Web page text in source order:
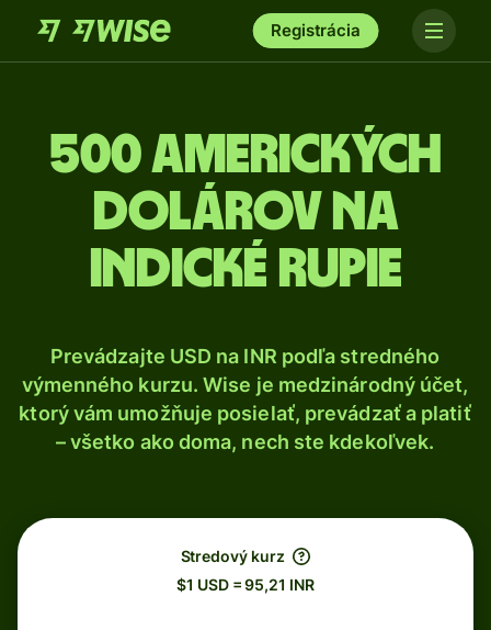
Registrácia
500 Amerických
dolárov na
indické rupie
Prevádzajte USD na INR podľa stredného
výmenného kurzu. Wise je medzinárodný účet,
ktorý vám umožňuje posielať, prevádzať a platiť
– všetko ako doma, nech ste kdekoľvek.
Stredový kurz
$1 USD = 95,21 INR